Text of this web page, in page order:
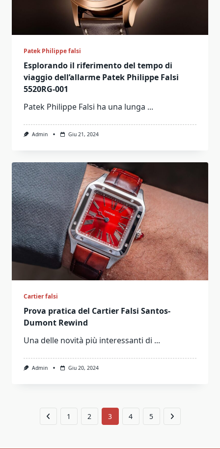
Patek Philippe falsi
Esplorando il riferimento del tempo di
viaggio dell’allarme Patek Philippe Falsi
5520RG-001
Patek Philippe Falsi ha una lunga ...
Admin Giu 21, 2024
Cartier falsi
Prova pratica del Cartier Falsi Santos-
Dumont Rewind
Una delle novità più interessanti di ...
Admin Giu 20, 2024
1 2 3 4 5